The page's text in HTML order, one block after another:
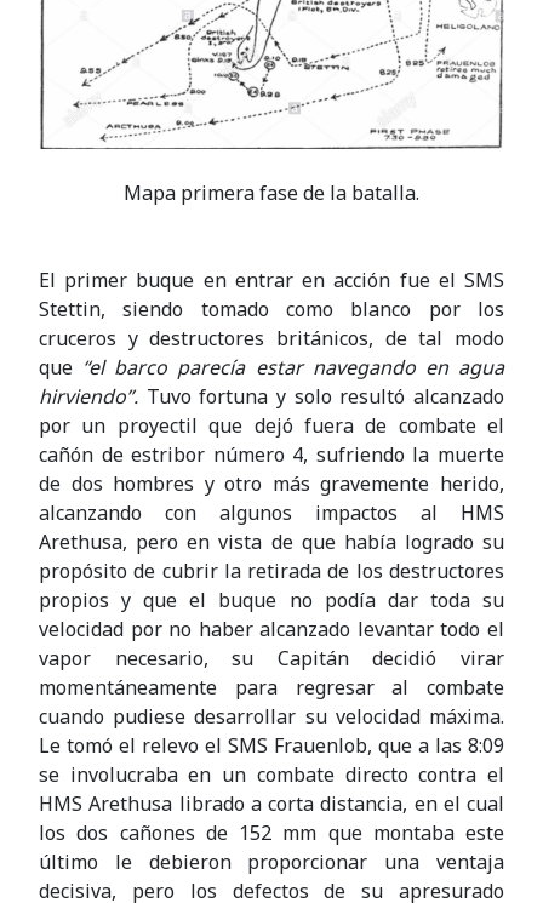
Mapa primera fase de la batalla.
El primer buque en entrar en acción fue el SMS
Stettin, siendo tomado como blanco por los
cruceros y destructores británicos, de tal modo
que “el barco parecía estar navegando en agua
hirviendo”. Tuvo fortuna y solo resultó alcanzado
por un proyectil que dejó fuera de combate el
cañón de estribor número 4, sufriendo la muerte
de dos hombres y otro más gravemente herido,
alcanzando con algunos impactos al HMS
Arethusa, pero en vista de que había logrado su
propósito de cubrir la retirada de los destructores
propios y que el buque no podía dar toda su
velocidad por no haber alcanzado levantar todo el
vapor necesario, su Capitán decidió virar
momentáneamente para regresar al combate
cuando pudiese desarrollar su velocidad máxima.
Le tomó el relevo el SMS Frauenlob, que a las 8:09
se involucraba en un combate directo contra el
HMS Arethusa librado a corta distancia, en el cual
los dos cañones de 152 mm que montaba este
último le debieron proporcionar una ventaja
decisiva, pero los defectos de su apresurado